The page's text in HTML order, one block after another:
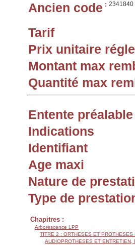
Ancien code : 2341840
Tarif
Prix unitaire
Montant max
Quantité max
Entente préalable
Indications
Identifiant
Age maxi
Nature de
Type de
Chapitres :
Arborescence LPP
TITRE 2 : ORTHESES ET PROTHESES
AUDIOPROTHESES ET ENTRETIEN,